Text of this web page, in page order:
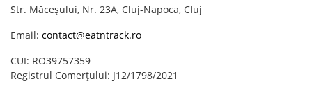
Str. Măceșului, Nr. 23A, Cluj-Napoca, Cluj
Email: contact@eatntrack.ro
CUI: RO39757359
Registrul Comerțului: J12/1798/2021